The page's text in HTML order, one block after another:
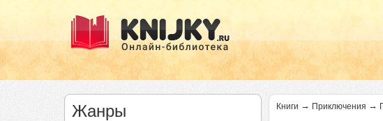
Жанры Книги → Приключения →